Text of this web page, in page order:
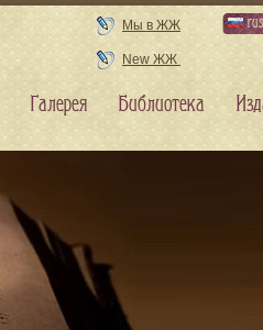
Мы в ЖЖ
New ЖЖ
rus
Галерея Библиотека